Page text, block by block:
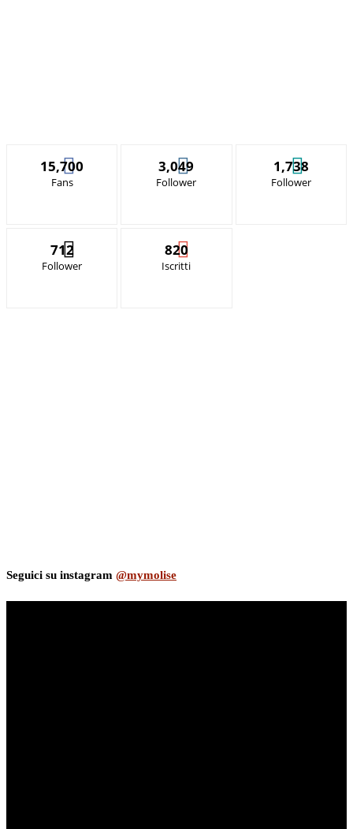
15,700
Fans
3,049
Follower
1,738
Follower
712
Follower
820
Iscritti
Seguici su instagram @mymolise